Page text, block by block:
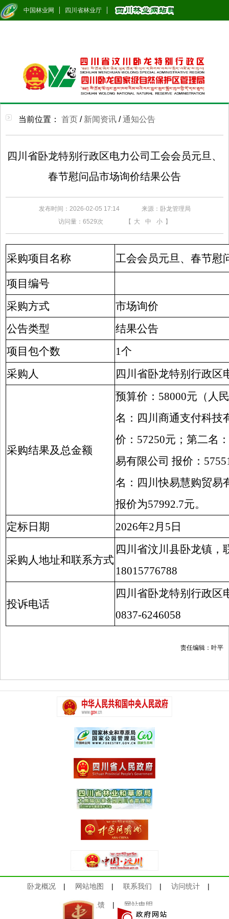
中国林业网 四川省林业厅
当前位置： 首页 / 新闻资讯 /通知公告
四川省卧龙特别行政区电力公司工会会员元旦、
春节慰问品市场询价结果公告
发布时间：2026-02-05 17:14
来源：卧龙管理局
访问量： 6529次 【 大 中 小 】
采购项目名称 工会会员元旦、春节慰
项目编号
采购方式
市场询价
公告类型
结果公告
项目包个数
1个
采购人
四川省卧龙特别行政区
采购结果及总金额
预算价：58000元（人
名：四川商通支付科技
价：57250元；第二名
易有限公司 报价：
名：四川快易慧购贸易
报价为57992.7元。
定标日期
2026年2月5日
采购人地址和联系方式
四川省汶川县卧龙镇，
18015776788
投诉电话
四川省卧龙特别行政
0837-6246058
责任编辑：叶平
卧龙概况 | 网站地图 | 联系我们 | 访问统计 |
意见反馈 | 网站申明